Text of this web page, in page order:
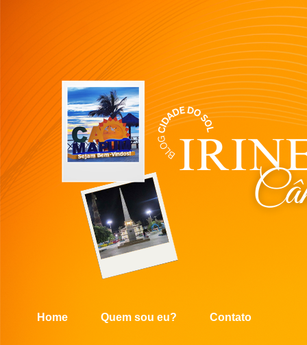
Home Quem sou eu? Contato